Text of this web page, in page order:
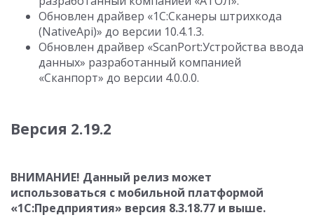
Обновлен драйвер «1С:Сканеры штрихкода
(NativeApi)» до версии 10.4.1.3.
Обновлен драйвер «ScanPort:Устройства ввода
данных» разработанный компанией
«Сканпорт» до версии 4.0.0.0.
Версия 2.19.2
ВНИМАНИЕ! Данный релиз может
использоваться с мобильной платформой
«1С:Предприятия» версия 8.3.18.77 и выше.